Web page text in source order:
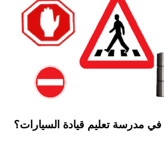
مدرسة تعليم قيادة السيارات؟